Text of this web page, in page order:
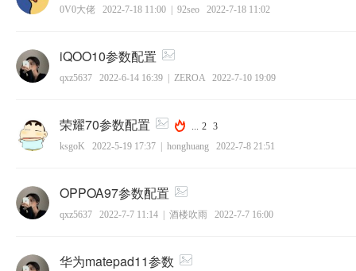
0V0大佬 2022-7-18 11:00 92seo 2022-7-18 11:02
iQOO10参数配置
qxz5637 2022-6-14 16:39 ZEROA 2022-7-10 19:09
荣耀70参数配置 ... 2 3
ksgoK
2022-5-19 17:37 honghuang 2022-7-8 21:51
OPPOA97参数配置
qxz5637 2022-7-7 11:14 酒楼吹雨 2022-7-7 16:00
华为matepad11参数